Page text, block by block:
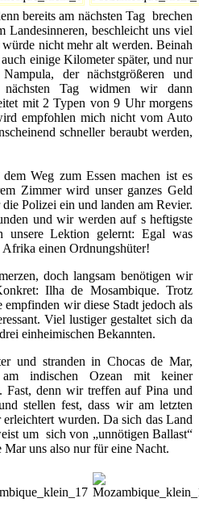
bereits am nächsten Tag brechen
beschleicht uns viel
nicht mehr alt werden. Beinah
einige Kilometer später, und nur
der nächstgrößeren und
nächsten Tag widmen wir dann
mit 2 Typen von 9 Uhr morgens
empfohlen mich nicht vom Auto
schneller beraubt werden,
Weg zum Essen machen ist es
Zimmer wird unser ganzes Geld
Polizei ein und landen am Revier.
und wir werden auf s heftigste
unsere Lektion gelernt: Egal was
einen Ordnungshüter!
doch langsam benötigen wir
Ilha de Mosambique. Trotz
empfinden wir diese Stadt jedoch als
Viel lustiger gestaltet sich da
einheimischen Bekannten.
und stranden in Chocas de Mar,
am indischen Ozean mit keiner
Fast, denn wir treffen auf Pina und
stellen fest, dass wir am letzten
erleichtert wurden. Da sich das Land
um sich von „unnötigen Ballast“
uns also nur für eine Nacht.